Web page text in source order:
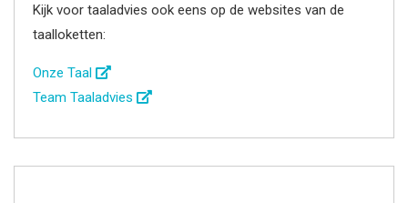
Kijk voor taaladvies ook eens op de websites van de
taalloketten:
Onze Taal
Team Taaladvies